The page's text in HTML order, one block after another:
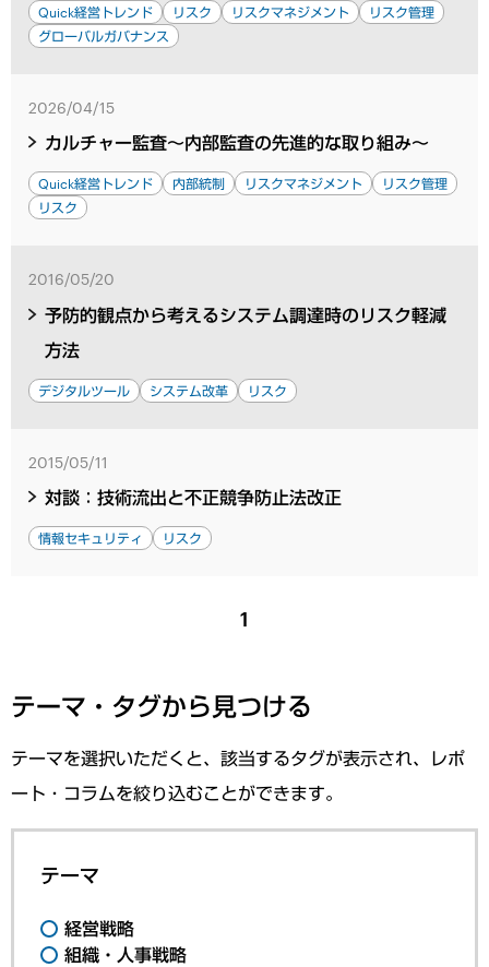
Quick経営トレンド リスク リスクマネジメント
リスク管理
グローバルガバナンス
2026/04/15
カルチャー監査～内部監査の先進的な取り組み～
Quick経営トレンド 内部統制 リスクマネジメント
リスク管理
リスク
2016/05/20
予防的観点から考えるシステム調達時のリスク軽減
方法
デジタルツール システム改革 リスク
2015/05/11
対談：技術流出と不正競争防止法改正
情報セキュリティ リスク
1
テーマ・タグから見つける
テーマを選択いただくと、該当するタグが表示され、レポ
ート・コラムを絞り込むことができます。
テーマ
経営戦略
組織・人事戦略